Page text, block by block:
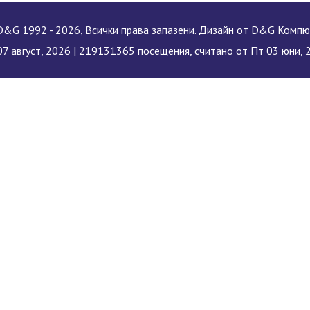
1992 - 2026, Всички права запазени. Дизайн от D&G
август, 2026 | 219131365 посещения, считано от Пт 03 юни,